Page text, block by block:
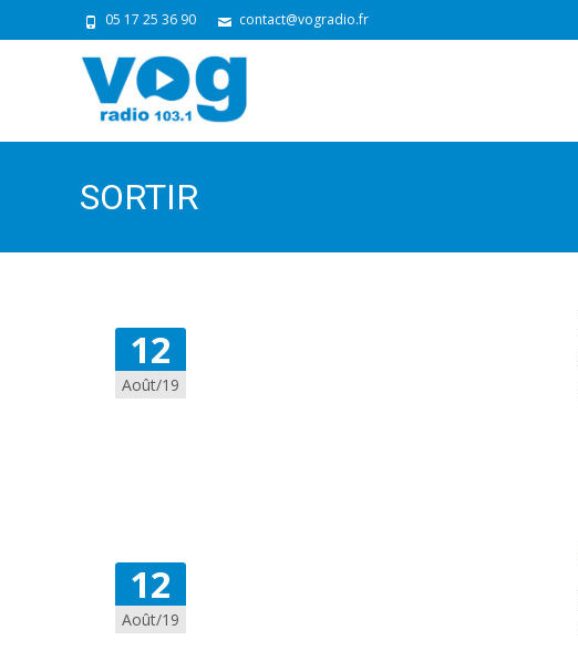
05 17 25 36 90 contact@vogradio.fr
SORTIR
12
Août/19
12
Août/19